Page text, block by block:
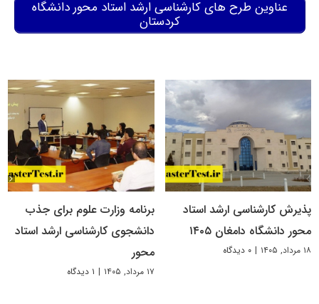
عناوین طرح های کارشناسی ارشد استاد محور دانشگاه
کردستان
پذیرش کارشناسی ارشد استاد
محور دانشگاه دامغان ۱۴۰۵
۱۸ مرداد, ۱۴۰۵ | ۰ دیدگاه
برنامه وزارت علوم برای جذب
دانشجوی کارشناسی ارشد استاد
محور
۱۷ مرداد, ۱۴۰۵ | ۱ دیدگاه